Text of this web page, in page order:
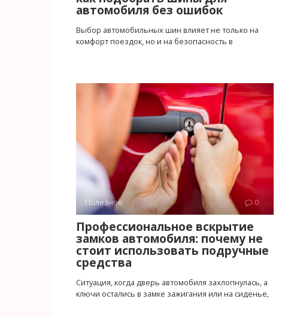
автомобиля без ошибок
Выбор автомобильных шин влияет не только на
комфорт поездок, но и на безопасность в
Полезное 0
Профессиональное вскрытие
замков автомобиля: почему не
стоит использовать подручные
средства
Ситуация, когда дверь автомобиля захлопнулась, а
ключи остались в замке зажигания или на сиденье,